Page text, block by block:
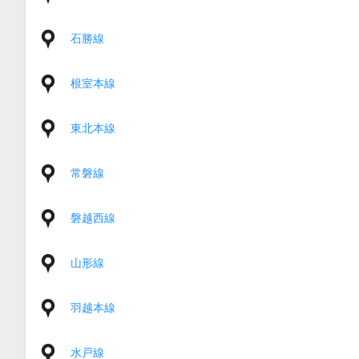
石勝線
根室本線
東北本線
常磐線
磐越西線
山形線
羽越本線
水戸線